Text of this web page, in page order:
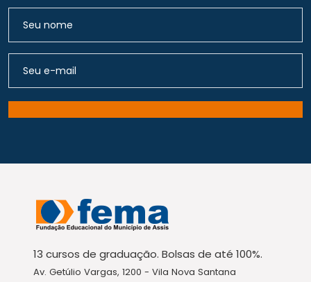
13 cursos de graduação. Bolsas de até 100%.
Av. Getúlio Vargas, 1200 - Vila Nova Santana